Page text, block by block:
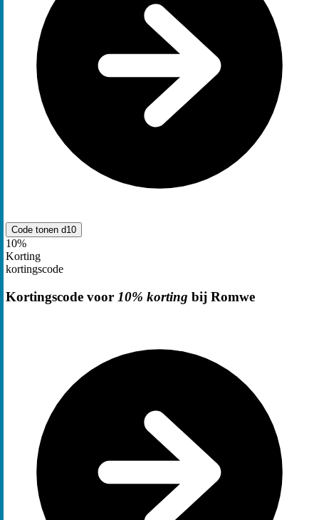
Code tonen d10
10%
Korting
kortingscode
Kortingscode voor 10% korting bij Romwe